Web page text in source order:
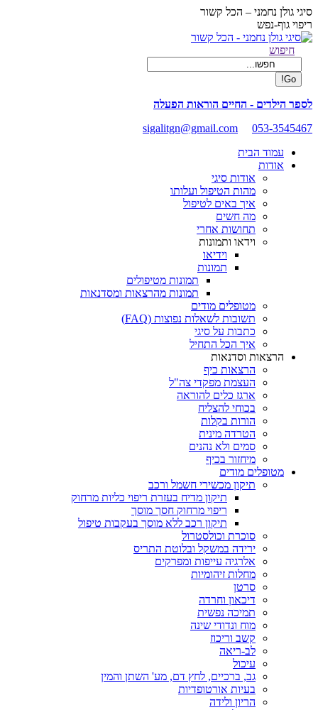
Skip
to
content
סיגי גולן נחמני – הכל קשור
ריפוי גוף-נפש
Facebook
opens
new
window
Search:
חיפוש
לספר הילדים - החיים הוראות הפעלה
sigalitgn@gmail.com
053-3545467
עמוד הבית
אודות
אודות סיגי
מהות הטיפול ועלותו
איך באים לטיפול
מה חשים
תחושות אחרי
וידאו ותמונות
וידיאו
תמונות
תמונות מטיפולים
תמונות מהרצאות ומסדנאות
מטופלים מודים
תשובות לשאלות נפוצות (FAQ)
כתבות על סיגי
איך הכל התחיל
הרצאות וסדנאות
הרצאות כיף
העצמת מפקדי צה"ל
ארגז כלים להוראה
בכוחי להצליח
הורות בקלות
הטרדה מינית
סמים ולא נהנים
מיחזור בכיף
מטופלים מודים
תיקון מכשירי חשמל ורכב
תיקון מדיח בעזרת ריפוי כליות מרחוק
ריפוי מרחוק חסך מוסך
תיקון רכב ללא מוסך בעקבות טיפול
סוכרת וכולסטרול
ירידה במשקל ובלוטת התריס
אלרגיה עייפות ומפרקים
מחלות זיהומיות
סרטן
דיכאון וחרדה
תמיכה נפשית
מוח ונדודי שינה
קשב וריכוז
לב-ריאה
עיכול
גב, ברכיים, לחץ דם, מע' השתן והמין
בעיות אורטופדיות
הריון ולידה